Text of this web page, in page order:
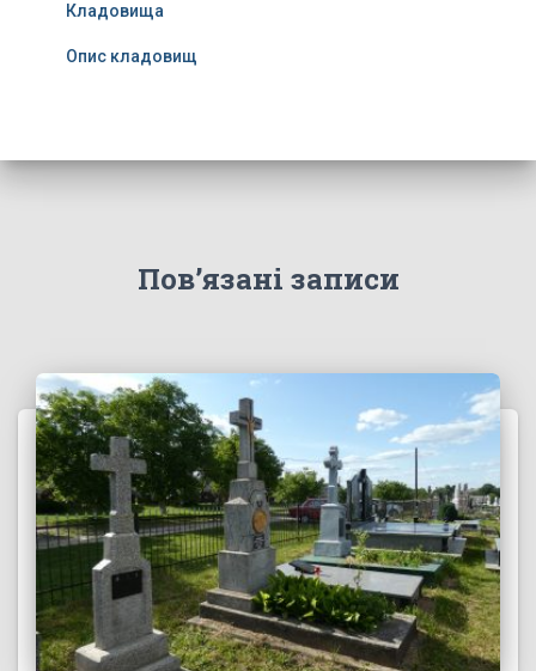
Кладовища
Опис кладовищ
Пов’язані записи